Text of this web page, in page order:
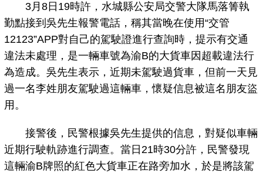
3月8日19時許，水城縣公安局交警大隊馬落箐執
勤點接到吳先生報警電話，稱其當晚在使用“交管
12123”APP對自己的駕駛證進行查詢時，提示有交通
違法未處理，是一輛車號為渝B的大貨車因超載違法行
為造成。吳先生表示，近期未駕駛過貨車，但前一天見
過一名李姓朋友駕駛過這輛車，懷疑信息被這名朋友盜
用。
接警後，民警根據吳先生提供的信息，對疑似車輛
近期行駛軌跡進行調查。當日21時30分許，民警發現
這輛渝B牌照的紅色大貨車正在路旁加水，於是將該駕